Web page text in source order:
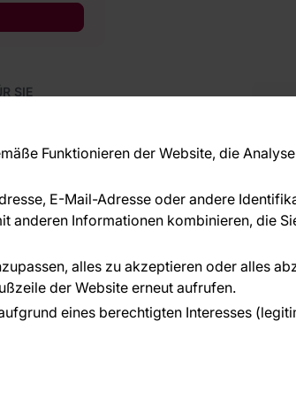
Funktionieren der Website, die
E-Mail-Adresse oder andere
anderen Informationen kombinieren, die
alles zu akzeptieren oder alles
der Website erneut aufrufen.
eines berechtigten Interesses
SIE
Projekte
und Tipps
DAS UNTERNEHMEN